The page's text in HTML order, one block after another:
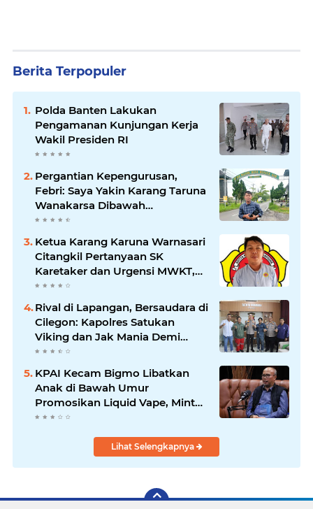
Berita Terpopuler
Polda Banten Lakukan
Pengamanan Kunjungan Kerja
Wakil Presiden RI
Pergantian Kepengurusan,
Febri: Saya Yakin Karang Taruna
Wanakarsa Dibawah
Kepemimpinan Bung Entus
Ketua Karang Karuna Warnasari
Citangkil Pertanyaan SK
Karetaker dan Urgensi MWKT,
Saat Suasana Berduka
Rival di Lapangan, Bersaudara di
Cilegon: Kapolres Satukan
Viking dan Jak Mania Demi
Nobar Damai Piala Presiden
KPAI Kecam Bigmo Libatkan
Anak di Bawah Umur
Promosikan Liquid Vape, Minta
Aparat Bertindak Tegas
Lihat Selengkapnya